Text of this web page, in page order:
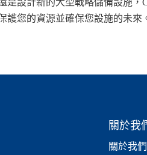
設計新的大型戰略儲備設施，
護您的資源並確保您設施的未來
關於我
關於我們